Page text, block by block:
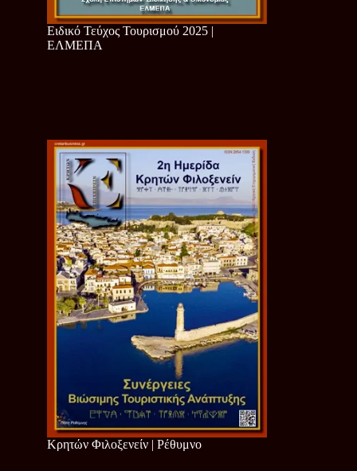
Ειδικό Τεύχος Τουρισμού 2025 |
ΕΛΜΕΠΑ
Κρητών Φιλοξενείν | Ρέθυμνο